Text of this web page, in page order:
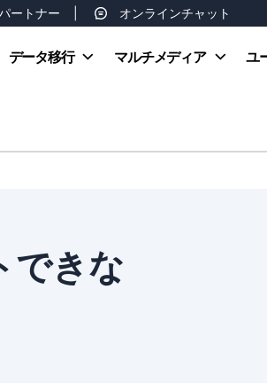
ートナー オンラインチャット
データ移行 マルチメディア ユ
できな